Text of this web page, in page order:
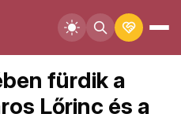
fürdik a
Lőrinc és a